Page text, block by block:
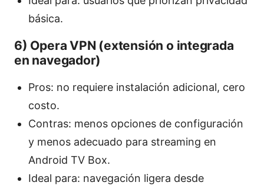
básica.
6) Opera VPN (extensión o integrada
en navegador)
Pros: no requiere instalación adicional, cero
costo.
Contras: menos opciones de configuración
y menos adecuado para streaming en
Android TV Box.
Ideal para: navegación ligera desde